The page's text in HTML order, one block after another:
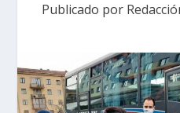
Publicado por